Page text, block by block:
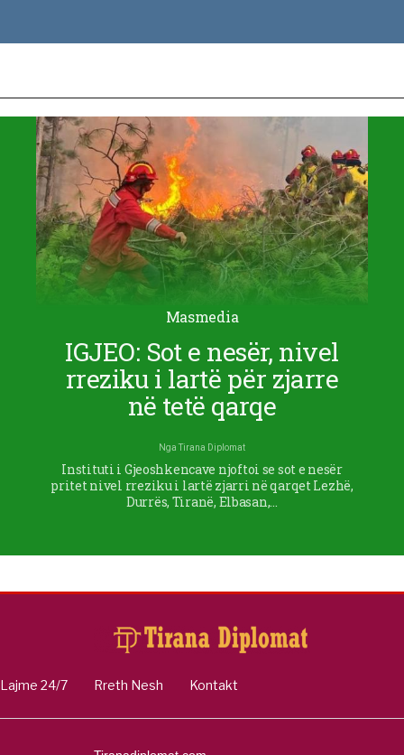
Masmedia
IGJEO: Sot e nesër, nivel
rreziku i lartë për zjarre
në tetë qarqe
NgaTirana Diplomat
Instituti i Gjeoshkencave njoftoi se sot e nesër
pritet nivel rreziku i lartë zjarri në qarqet Lezhë,
Durrës, Tiranë, Elbasan,…
Lajme 24/7 Rreth Nesh Kontakt